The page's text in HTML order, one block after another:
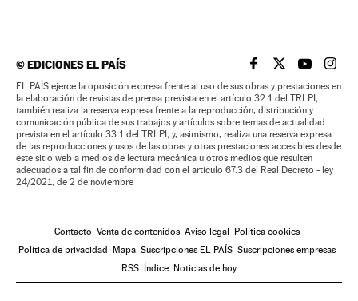
©EDICIONES EL PAÍS EL PAÍS BRASIL EN
EL PAÍSEL PAÍS
EL
EL PAÍS ejerce la oposición expresa frente al uso de sus obras y prestaciones en
la elaboración de revistas de prensa prevista en el artículo 32.1 del TRLPI;
también realiza la reserva expresa frente a la reproducción, distribución y
comunicación pública de sus trabajos y artículos sobre temas de actualidad
prevista en el artículo 33.1 del TRLPI; y, asimismo, realiza una reserva expresa
de las reproducciones y usos de las obras y otras prestaciones accesibles desde
este sitio web a medios de lectura mecánica u otros medios que resulten
adecuados a tal fin de conformidad con el artículo 67.3 del Real Decreto - ley
24/2021, de 2 de noviembre
Contacto Venta de contenidos Aviso legal Política cookies
Política de privacidad Mapa Suscripciones EL PAÍS Suscripciones empresas
RSS Índice Noticias de hoy